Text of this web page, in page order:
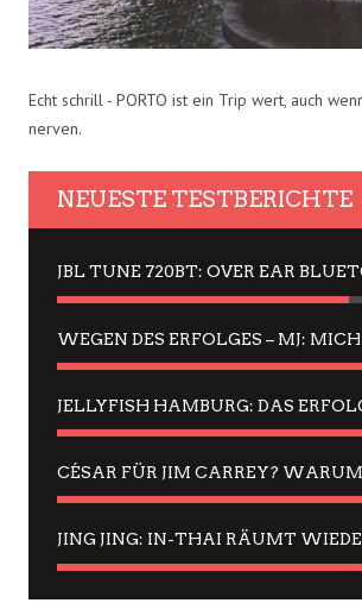
Echt schrill - PORTO ist ein Trip wert, auch
nerven.
NEUESTE TESTBERICHTE